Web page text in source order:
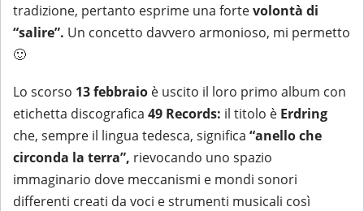
tradizione, pertanto esprime una fortevolontà di
“salire”. Un concetto davvero armonioso, mi permetto
🙂
Lo scorso 13 febbraio è uscito il loro primo album con
etichetta discografica 49 Records: il titolo è Erdring
che, sempre il lingua tedesca, significa “anello che
circonda la terra”, rievocando uno spazio
immaginario dove meccanismi e mondi sonori
differenti creati da voci e strumenti musicali così